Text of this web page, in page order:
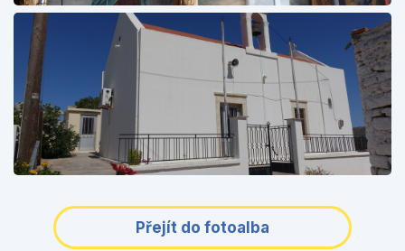
Přejít do fotoalba